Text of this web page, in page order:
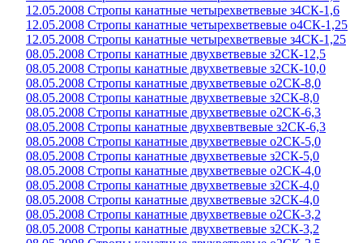
12.05.2008 Стропы канатные четырехветвевые з4СК-1,6
12.05.2008 Стропы канатные четырехветвевые о4СК-1,25
12.05.2008 Стропы канатные четырехветвевые з4СК-1,25
08.05.2008 Стропы канатные двухветвевые з2СК-12,5
08.05.2008 Стропы канатные двухветвевые з2СК-10,0
08.05.2008 Стропы канатные двухветвевые о2СК-8,0
08.05.2008 Стропы канатные двухветвевые з2СК-8,0
08.05.2008 Стропы канатные двухветвевые о2СК-6,3
08.05.2008 Стропы канатные двухвевтвевые з2СК-6,3
08.05.2008 Стропы канатные двухветвевые о2СК-5,0
08.05.2008 Стропы канатные двухветвевые з2СК-5,0
08.05.2008 Стропы канатные двухветвевые о2СК-4,0
08.05.2008 Стропы канатные двухветвевые з2СК-4,0
08.05.2008 Стропы канатные двухветвевые з2СК-4,0
08.05.2008 Стропы канатные двухветвевые о2СК-3,2
08.05.2008 Стропы канатные двухветвевые з2СК-3,2